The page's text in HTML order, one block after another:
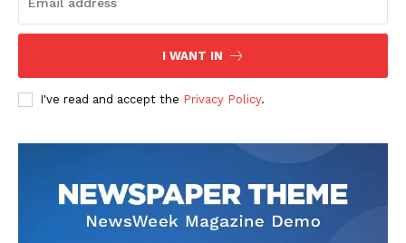
I WANT IN
I've read and accept the Privacy Policy.